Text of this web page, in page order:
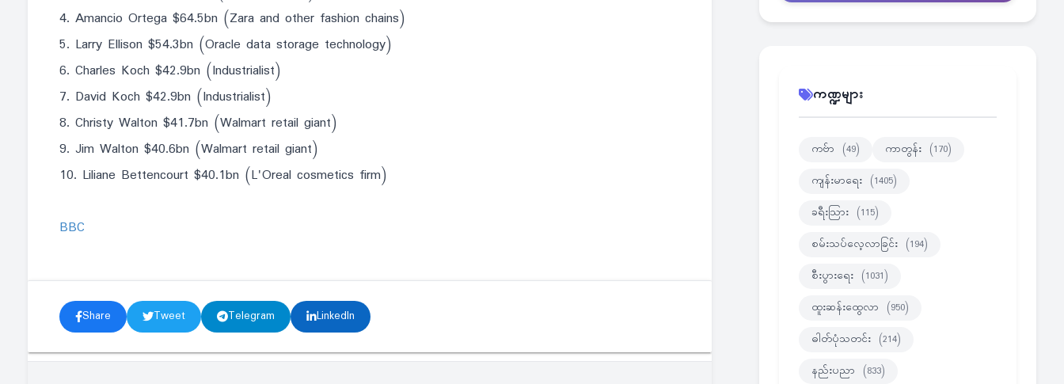
4. Amancio Ortega $64.5bn (Zara and other fashion chains)
5. Larry Ellison $54.3bn (Oracle data storage technology)
6. Charles Koch $42.9bn (Industrialist)
7. David Koch $42.9bn (Industrialist)
8. Christy Walton $41.7bn (Walmart retail giant)
9. Jim Walton $40.6bn (Walmart retail giant)
10. Liliane Bettencourt $40.1bn (L'Oreal cosmetics firm)
BBC
Share Tweet Telegram LinkedIn
ကဏ္ဍများ
ကဗ်ာ (49) ကာတွန်း (170)
ကျန်းမာရေး (1405)
ခရီးသြား (115)
စမ်းသပ်လေ့လာခြင်း (194)
စီးပွားရေး (1031)
ထူးဆန်းထွေလာ (950)
ဓါတ်ပုံသတင်း (214)
နည်းပညာ (833)